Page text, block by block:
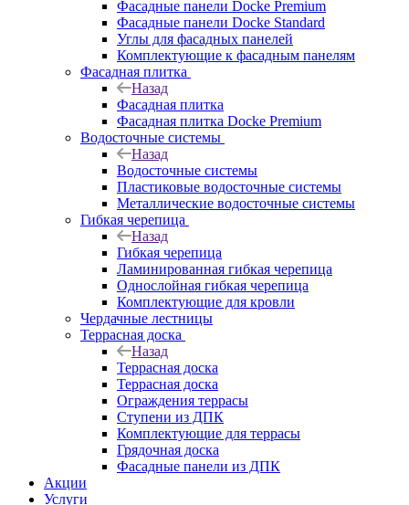
Фасадные панели Docke Premium
Фасадные панели Docke Standard
Углы для фасадных панелей
Комплектующие к фасадным панелям
Фасадная плитка
Назад
Фасадная плитка
Фасадная плитка Docke Premium
Водосточные системы
Назад
Водосточные системы
Пластиковые водосточные системы
Металлические водосточные системы
Гибкая черепица
Назад
Гибкая черепица
Ламинированная гибкая черепица
Однослойная гибкая черепица
Комплектующие для кровли
Чердачные лестницы
Террасная доска
Назад
Террасная доска
Террасная доска
Ограждения террасы
Ступени из ДПК
Комплектующие для террасы
Грядочная доска
Фасадные панели из ДПК
Акции
Услуги